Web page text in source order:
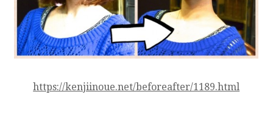
https://kenjiinoue.net/beforeafter/1189.html